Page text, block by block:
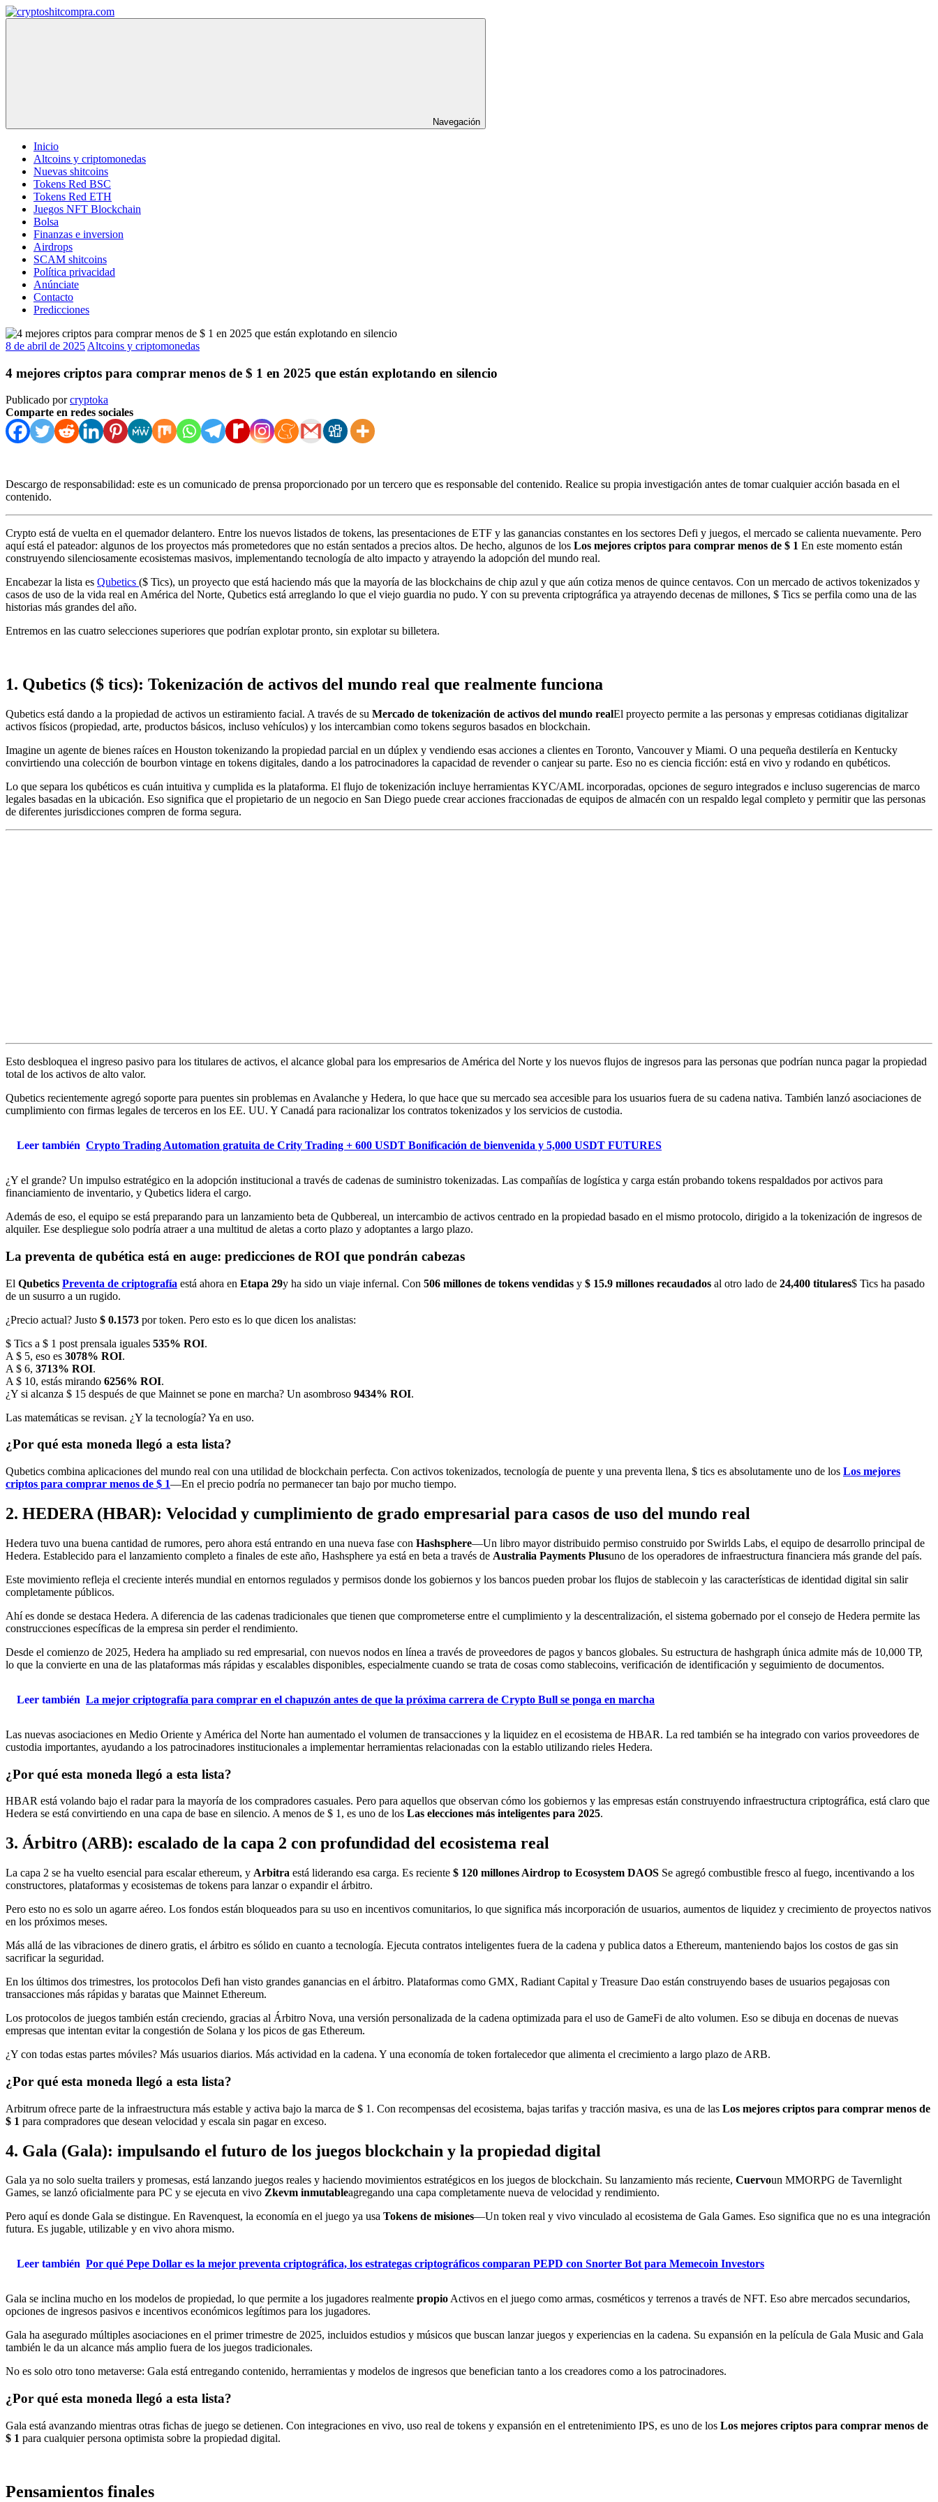
Saltar
al
Navegación
Inicio
Altcoins y criptomonedas
Nuevas shitcoins
Tokens Red BSC
Tokens Red ETH
Juegos NFT Blockchain
Bolsa
Finanzas e inversion
Airdrops
SCAM shitcoins
Política privacidad
Anúnciate
Contacto
Predicciones
8 de abril de 2025 Altcoins y criptomonedas
4 mejores criptos para comprar menos de $ 1 en 2025 que están explotando en silencio
Publicado porcryptoka
Comparte en redes sociales
Descargo de responsabilidad: este es un comunicado de prensa proporcionado por un tercero que es responsable del contenido. Realice su propia investigación antes de tomar cualquier acción basada en el
contenido.
Crypto está de vuelta en el quemador delantero. Entre los nuevos listados de tokens, las presentaciones de ETF y las ganancias constantes en los sectores Defi y juegos, el mercado se calienta nuevamente. Pero
aquí está el pateador: algunos de los proyectos más prometedores que no están sentados a precios altos. De hecho, algunos de los Los mejores criptos para comprar menos de $ 1 En este momento están
construyendo silenciosamente ecosistemas masivos, implementando tecnología de alto impacto y atrayendo la adopción del mundo real.
Encabezar la lista es Qubetics ($ Tics), un proyecto que está haciendo más que la mayoría de las blockchains de chip azul y que aún cotiza menos de quince centavos. Con un mercado de activos tokenizados y
casos de uso de la vida real en América del Norte, Qubetics está arreglando lo que el viejo guardia no pudo. Y con su preventa criptográfica ya atrayendo decenas de millones, $ Tics se perfila como una de las
historias más grandes del año.
Entremos en las cuatro selecciones superiores que podrían explotar pronto, sin explotar su billetera.
1. Qubetics ($ tics): Tokenización de activos del mundo real que realmente funciona
Qubetics está dando a la propiedad de activos un estiramiento facial. A través de su Mercado de tokenización de activos del mundo realEl proyecto permite a las personas y empresas cotidianas digitalizar
activos físicos (propiedad, arte, productos básicos, incluso vehículos) y los intercambian como tokens seguros basados ​​en blockchain.
Imagine un agente de bienes raíces en Houston tokenizando la propiedad parcial en un dúplex y vendiendo esas acciones a clientes en Toronto, Vancouver y Miami. O una pequeña destilería en Kentucky
convirtiendo una colección de bourbon vintage en tokens digitales, dando a los patrocinadores la capacidad de revender o canjear su parte. Eso no es ciencia ficción: está en vivo y rodando en qubéticos.
Lo que separa los qubéticos es cuán intuitiva y cumplida es la plataforma. El flujo de tokenización incluye herramientas KYC/AML incorporadas, opciones de seguro integrados e incluso sugerencias de marco
legales basadas en la ubicación. Eso significa que el propietario de un negocio en San Diego puede crear acciones fraccionadas de equipos de almacén con un respaldo legal completo y permitir que las personas
de diferentes jurisdicciones compren de forma segura.
Esto desbloquea el ingreso pasivo para los titulares de activos, el alcance global para los empresarios de América del Norte y los nuevos flujos de ingresos para las personas que podrían nunca pagar la propiedad
total de los activos de alto valor.
Qubetics recientemente agregó soporte para puentes sin problemas en Avalanche y Hedera, lo que hace que su mercado sea accesible para los usuarios fuera de su cadena nativa. También lanzó asociaciones de
cumplimiento con firmas legales de terceros en los EE. UU. Y Canadá para racionalizar los contratos tokenizados y los servicios de custodia.
Leer también Crypto Trading Automation gratuita de Crity Trading + 600 USDT Bonificación de bienvenida y 5,000 USDT FUTURES
¿Y el grande? Un impulso estratégico en la adopción institucional a través de cadenas de suministro tokenizadas. Las compañías de logística y carga están probando tokens respaldados por activos para
financiamiento de inventario, y Qubetics lidera el cargo.
Además de eso, el equipo se está preparando para un lanzamiento beta de Qubbereal, un intercambio de activos centrado en la propiedad basado en el mismo protocolo, dirigido a la tokenización de ingresos de
alquiler. Ese despliegue solo podría atraer a una multitud de aletas a corto plazo y adoptantes a largo plazo.
La preventa de qubética está en auge: predicciones de ROI que pondrán cabezas
El Qubetics Preventa de criptografía está ahora en Etapa 29y ha sido un viaje infernal. Con 506 millones de tokens vendidas y $ 15.9 millones recaudados al otro lado de 24,400 titulares$ Tics ha pasado
de un susurro a un rugido.
¿Precio actual? Justo $ 0.1573 por token. Pero esto es lo que dicen los analistas:
$ Tics a $ 1 post prensala iguales 535% ROI.
A $ 5, eso es 3078% ROI.
A $ 6, 3713% ROI.
A $ 10, estás mirando 6256% ROI.
¿Y si alcanza $ 15 después de que Mainnet se pone en marcha? Un asombroso 9434% ROI.
Las matemáticas se revisan. ¿Y la tecnología? Ya en uso.
¿Por qué esta moneda llegó a esta lista?
Qubetics combina aplicaciones del mundo real con una utilidad de blockchain perfecta. Con activos tokenizados, tecnología de puente y una preventa llena, $ tics es absolutamente uno de los Los mejores
criptos para comprar menos de $ 1—En el precio podría no permanecer tan bajo por mucho tiempo.
2. HEDERA (HBAR): Velocidad y cumplimiento de grado empresarial para casos de uso del mundo real
Hedera tuvo una buena cantidad de rumores, pero ahora está entrando en una nueva fase con Hashsphere—Un libro mayor distribuido permiso construido por Swirlds Labs, el equipo de desarrollo principal de
Hedera. Establecido para el lanzamiento completo a finales de este año, Hashsphere ya está en beta a través de Australia Payments Plusuno de los operadores de infraestructura financiera más grande del país.
Este movimiento refleja el creciente interés mundial en entornos regulados y permisos donde los gobiernos y los bancos pueden probar los flujos de stablecoin y las características de identidad digital sin salir
completamente públicos.
Ahí es donde se destaca Hedera. A diferencia de las cadenas tradicionales que tienen que comprometerse entre el cumplimiento y la descentralización, el sistema gobernado por el consejo de Hedera permite las
construcciones específicas de la empresa sin perder el rendimiento.
Desde el comienzo de 2025, Hedera ha ampliado su red empresarial, con nuevos nodos en línea a través de proveedores de pagos y bancos globales. Su estructura de hashgraph única admite más de 10,000 TP,
lo que la convierte en una de las plataformas más rápidas y escalables disponibles, especialmente cuando se trata de cosas como stablecoins, verificación de identificación y seguimiento de documentos.
Leer también La mejor criptografía para comprar en el chapuzón antes de que la próxima carrera de Crypto Bull se ponga en marcha
Las nuevas asociaciones en Medio Oriente y América del Norte han aumentado el volumen de transacciones y la liquidez en el ecosistema de HBAR. La red también se ha integrado con varios proveedores de
custodia importantes, ayudando a los patrocinadores institucionales a implementar herramientas relacionadas con la establo utilizando rieles Hedera.
¿Por qué esta moneda llegó a esta lista?
HBAR está volando bajo el radar para la mayoría de los compradores casuales. Pero para aquellos que observan cómo los gobiernos y las empresas están construyendo infraestructura criptográfica, está claro que
Hedera se está convirtiendo en una capa de base en silencio. A menos de $ 1, es uno de los Las elecciones más inteligentes para 2025.
3. Árbitro (ARB): escalado de la capa 2 con profundidad del ecosistema real
La capa 2 se ha vuelto esencial para escalar ethereum, y Arbitra está liderando esa carga. Es reciente $ 120 millones Airdrop to Ecosystem DAOS Se agregó combustible fresco al fuego, incentivando a los
constructores, plataformas y ecosistemas de tokens para lanzar o expandir el árbitro.
Pero esto no es solo un agarre aéreo. Los fondos están bloqueados para su uso en incentivos comunitarios, lo que significa más incorporación de usuarios, aumentos de liquidez y crecimiento de proyectos nativos
en los próximos meses.
Más allá de las vibraciones de dinero gratis, el árbitro es sólido en cuanto a tecnología. Ejecuta contratos inteligentes fuera de la cadena y publica datos a Ethereum, manteniendo bajos los costos de gas sin
sacrificar la seguridad.
En los últimos dos trimestres, los protocolos Defi han visto grandes ganancias en el árbitro. Plataformas como GMX, Radiant Capital y Treasure Dao están construyendo bases de usuarios pegajosas con
transacciones más rápidas y baratas que Mainnet Ethereum.
Los protocolos de juegos también están creciendo, gracias al Árbitro Nova, una versión personalizada de la cadena optimizada para el uso de GameFi de alto volumen. Eso se dibuja en docenas de nuevas
empresas que intentan evitar la congestión de Solana y los picos de gas Ethereum.
¿Y con todas estas partes móviles? Más usuarios diarios. Más actividad en la cadena. Y una economía de token fortalecedor que alimenta el crecimiento a largo plazo de ARB.
¿Por qué esta moneda llegó a esta lista?
Arbitrum ofrece parte de la infraestructura más estable y activa bajo la marca de $ 1. Con recompensas del ecosistema, bajas tarifas y tracción masiva, es una de las Los mejores criptos para comprar menos de
$ 1 para compradores que desean velocidad y escala sin pagar en exceso.
4. Gala (Gala): impulsando el futuro de los juegos blockchain y la propiedad digital
Gala ya no solo suelta trailers y promesas, está lanzando juegos reales y haciendo movimientos estratégicos en los juegos de blockchain. Su lanzamiento más reciente, Cuervoun MMORPG de Tavernlight
Games, se lanzó oficialmente para PC y se ejecuta en vivo Zkevm inmutableagregando una capa completamente nueva de velocidad y rendimiento.
Pero aquí es donde Gala se distingue. En Ravenquest, la economía en el juego ya usa Tokens de misiones—Un token real y vivo vinculado al ecosistema de Gala Games. Eso significa que no es una integración
futura. Es jugable, utilizable y en vivo ahora mismo.
Leer también Por qué Pepe Dollar es la mejor preventa criptográfica, los estrategas criptográficos comparan PEPD con Snorter Bot para Memecoin Investors
Gala se inclina mucho en los modelos de propiedad, lo que permite a los jugadores realmente propioActivos en el juego como armas, cosméticos y terrenos a través de NFT. Eso abre mercados secundarios,
opciones de ingresos pasivos e incentivos económicos legítimos para los jugadores.
Gala ha asegurado múltiples asociaciones en el primer trimestre de 2025, incluidos estudios y músicos que buscan lanzar juegos y experiencias en la cadena. Su expansión en la película de Gala Music and Gala
también le da un alcance más amplio fuera de los juegos tradicionales.
No es solo otro tono metaverse: Gala está entregando contenido, herramientas y modelos de ingresos que benefician tanto a los creadores como a los patrocinadores.
¿Por qué esta moneda llegó a esta lista?
Gala está avanzando mientras otras fichas de juego se detienen. Con integraciones en vivo, uso real de tokens y expansión en el entretenimiento IPS, es uno de los Los mejores criptos para comprar menos de
$ 1 para cualquier persona optimista sobre la propiedad digital.
Pensamientos finales